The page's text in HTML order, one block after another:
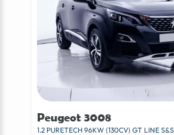
Peugeot 3008
1.2 PURETECH 96KW (130CV) GT LINE S&S